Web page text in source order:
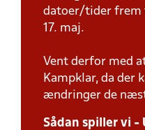
datoer/tider frem
17. maj.
Vent derfor med
Kampklar, da der
ændringer de
Sådan spiller vi -